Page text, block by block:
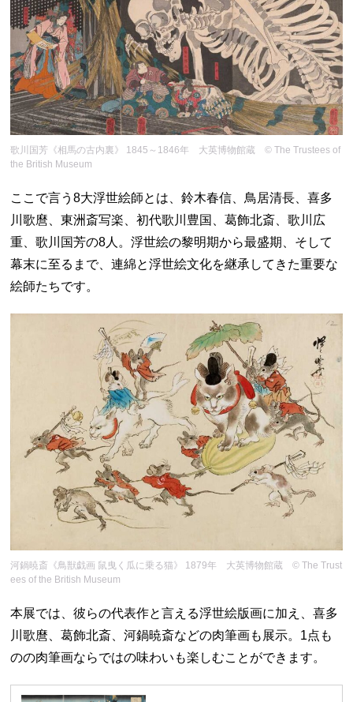
歌川国芳《相馬の古内裏》 1845～1846年 大英博物館蔵 © The Trustees of
the British Museum
ここで言う8大浮世絵師とは、鈴木春信、鳥居清長、喜多
川歌麿、東洲斎写楽、初代歌川豊国、葛飾北斎、歌川広
重、歌川国芳の8人。浮世絵の黎明期から最盛期、そして
幕末に至るまで、連綿と浮世絵文化を継承してきた重要な
絵師たちです。
河鍋暁斎《鳥獣戯画 鼠曳く瓜に乗る猫》 1879年 大英博物館蔵 © The Trust
ees of the British Museum
本展では、彼らの代表作と言える浮世絵版画に加え、喜多
川歌麿、葛飾北斎、河鍋暁斎などの肉筆画も展示。1点も
のの肉筆画ならではの味わいも楽しむことができます。